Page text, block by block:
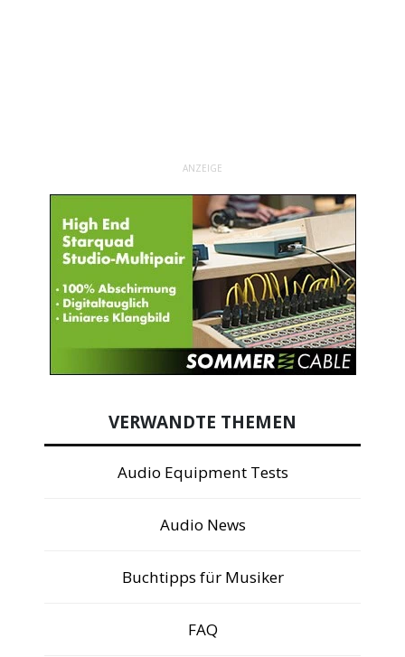
ANZEIGE
VERWANDTE THEMEN
Audio Equipment Tests
Audio News
Buchtipps für Musiker
FAQ